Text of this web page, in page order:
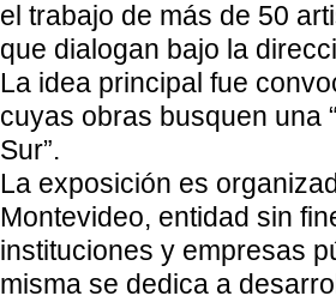
el trabajo de más de 50
que dialogan bajo la
La idea principal fue
cuyas obras busquen una
Sur”.
La exposición es
Montevideo, entidad sin
instituciones y empresas
misma se dedica a